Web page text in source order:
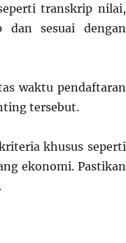
transkrip nilai,
sesuai dengan
waktu pendaftaran
tersebut.
khusus seperti
ekonomi. Pastikan